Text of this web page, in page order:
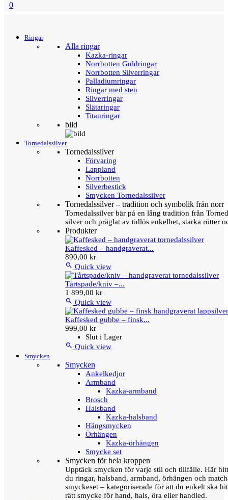
0
Ringar
Alla ringar
Kazka-ringar
Norrbotten Guldringar
Norrbotten Silverringar
Palladiumringar
Ringar med sten
Silverringar
Slätaringar
Titanringar
bild
Tornedalssilver
Tornedalssilver
Förvaring
Lappland
Norrbotten
Silverbestick
Smycken Tornedalssilver
Tornedalssilver – tradition och symbolik från norr
Tornedalssilver bär på en lång tradition från
silver och präglat av tidlös enkelhet, starka rötter
Produkter
Kaffesked – handgraverat...
890,00 kr
 Quick view
Tårtspade/kniv –...
1 899,00 kr
 Quick view
Kaffesked gubbe – finsk...
999,00 kr
Slut i Lager
 Quick view
Smycken
Smycken
Ankelkedjor
Armband
Kazka-armband
Brosch
Halsband
Kazka-halsband
Hängsmycken
Örhängen
Kazka-örhängen
Smycke set
Smycken för hela kroppen
Upptäck smycken för varje stil och tillfälle. Här
du ringar, halsband, armband, örhängen och
smyckeset – kategoriserade för att du enkelt ska
rätt smycke för hand, hals, öra eller handled.